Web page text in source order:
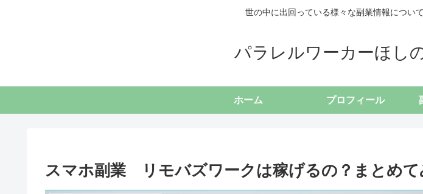
世の中に出回っている様々な副業情報につい
パラレルワーカーほし
ホーム プロフィール
スマホ副業 リモバズワークは稼げるの？まとめて